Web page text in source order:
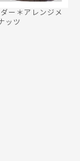
ー＊アレンジメ
ッツ